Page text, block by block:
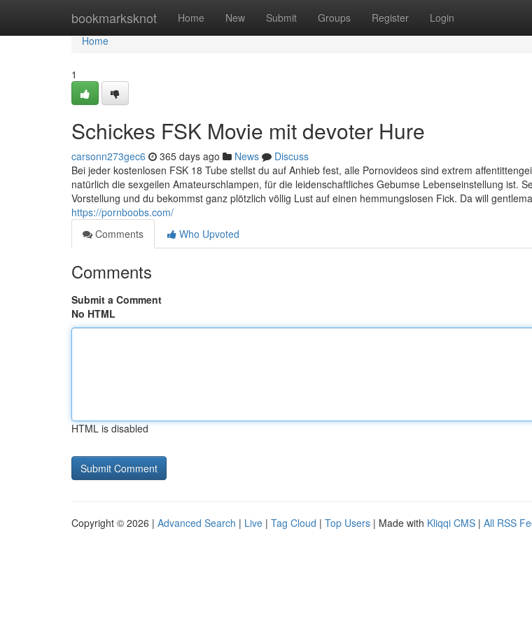
bookmarksknot Home New Submit Groups Register Login
Home
Home
1
Schickes FSK Movie mit devoter Hure
carsonn273gec6 365 days ago News
Discuss
Bei jeder kostenlosen FSK 18 Tube stellst du auf Anhieb fest, alle Pornovideos sind extrem
natürlich die sexgeilen Amateurschlampen, für die leidenschaftliches Gebumse Lebenseinstellung ist.
Vorstellung und du bekommst ganz plötzlich völlig Lust auf einen hemmungslosen Fick. Da will
https://pornboobs.com/
Comments
Who Upvoted
Comments
Submit a Comment
No HTML
HTML is disabled
Copyright © 2026 | Advanced Search | Live | Tag Cloud | Top Users | Made with Kliqqi CMS | All RSS